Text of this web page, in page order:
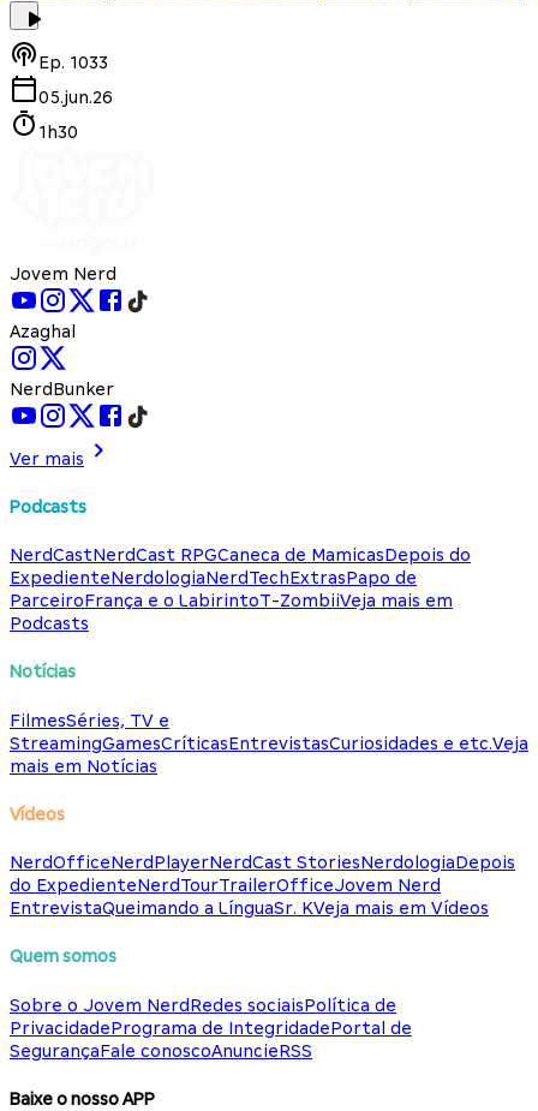
Ep. 1033
05.jun.26
1h30
Jovem Nerd
Azaghal
NerdBunker
Ver mais
Podcasts
NerdCastNerdCast RPGCaneca de MamicasDepois do
ExpedienteNerdologiaNerdTechExtrasPapo de
ParceiroFrança e o LabirintoT-ZombiiVeja mais em
Podcasts
Notícias
FilmesSéries, TV e
StreamingGamesCríticasEntrevistasCuriosidades e etc.Veja
mais em Notícias
Vídeos
NerdOfficeNerdPlayerNerdCast StoriesNerdologiaDepois
do ExpedienteNerdTourTrailerOfficeJovem Nerd
EntrevistaQueimando a LínguaSr. KVeja mais em Vídeos
Quem somos
Sobre o Jovem NerdRedes sociaisPolítica de
PrivacidadePrograma de IntegridadePortal de
SegurançaFale conoscoAnuncieRSS
Baixe o nosso APP